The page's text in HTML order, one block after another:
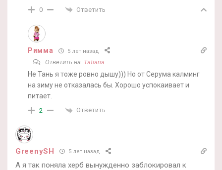
0 Ответить
Римма 5 лет назад
Ответить на Tatiana
Не Тань я тоже ровно дышу))) Но от Серума калминг
на зиму не отказалась бы. Хорошо успокаивает и
питает.
2 Ответить
GreenySH 5 лет назад
А я так поняла херб вынужденно заблокировал к